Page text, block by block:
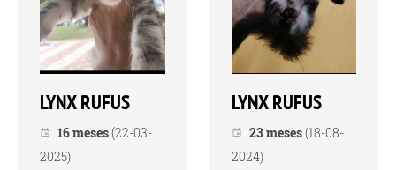
LYNX RUFUS
16 meses(22-03-
2025)
LYNX RUFUS
23 meses(18-08-
2024)